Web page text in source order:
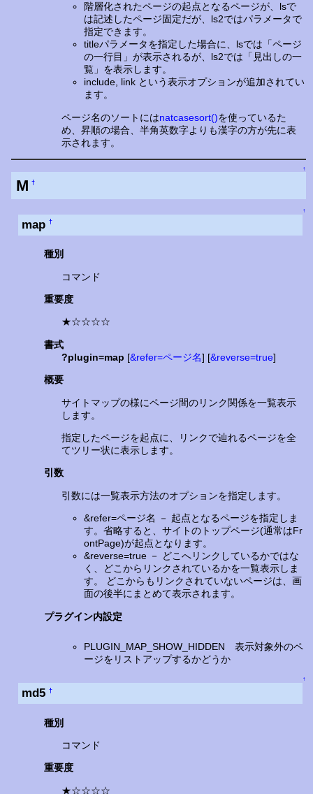
階層化されたページの起点となるページが、lsで
は記述したページ固定だが、ls2ではパラメータで
指定できます。
titleパラメータを指定した場合に、lsでは「ページ
の一行目」が表示されるが、ls2では「見出しの一
覧」を表示します。
include, link という表示オプションが追加されてい
ます。
ページ名のソートにはnatcasesort()を使っているた
め、昇順の場合、半角英数字よりも漢字の方が先に表
示されます。
↑
M †
↑
map †
種別
コマンド
重要度
★☆☆☆☆
書式
?plugin=map [&refer=ページ名] [&reverse=true]
概要
サイトマップの様にページ間のリンク関係を一覧表示
します。
指定したページを起点に、リンクで辿れるページを全
てツリー状に表示します。
引数
引数には一覧表示方法のオプションを指定します。
&refer=ページ名 － 起点となるページを指定しま
す。省略すると、サイトのトップページ(通常はFr
ontPage)が起点となります。
&reverse=true － どこへリンクしているかではな
く、どこからリンクされているかを一覧表示しま
す。 どこからもリンクされていないページは、画
面の後半にまとめて表示されます。
プラグイン内設定
PLUGIN_MAP_SHOW_HIDDEN 表示対象外のペ
ージをリストアップするかどうか
↑
md5 †
種別
コマンド
重要度
★☆☆☆☆